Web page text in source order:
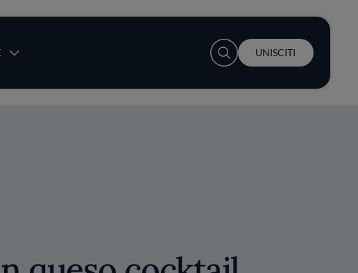
User account menu
UNISCITI